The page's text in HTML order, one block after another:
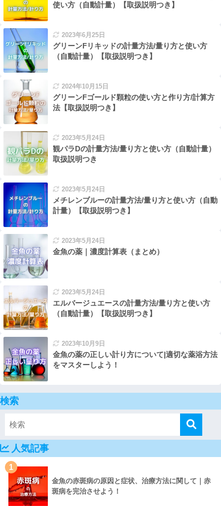
使い方（自動計量）【取扱説明つき】
2023年6月25日
グリーンFリキッドの計量方法/量り方と使い方
（自動計量）【取扱説明つき】
2024年10月15日
グリーンFゴールド顆粒の使い方と作り方/計算方
法【取扱説明つき】
2023年5月24日
観パラDの計量方法/量り方と使い方（自動計量）
取扱説明つき
2023年5月24日
メチレンブルーの計量方法/量り方と使い方（自動
計量）【取扱説明つき】
2023年5月24日
金魚の薬｜濃度計算表（まとめ）
2023年5月24日
エルバージュエースの計量方法/量り方と使い方
（自動計量）【取扱説明つき】
2023年10月9日
金魚の薬の正しい計り方について|適切な薬浴方法
をマスターしよう！
検索
人気記事
1
金魚の赤斑病の原因と症状、治療方法に関して｜赤
斑病を完治させよう！